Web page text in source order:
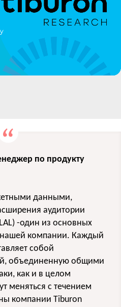
по продукту
данными,
аудитории
-один из основных
нашей компании. Каждый
собой
объединенную общими
как и в целом
меняться с течением
компании Tiburon